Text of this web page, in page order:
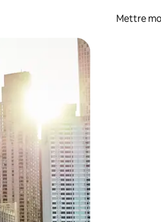
Mettre
et en faisant glisser.